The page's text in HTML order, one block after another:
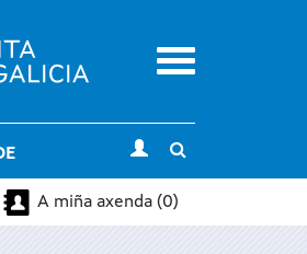
Menu
search
A miña axenda (0)